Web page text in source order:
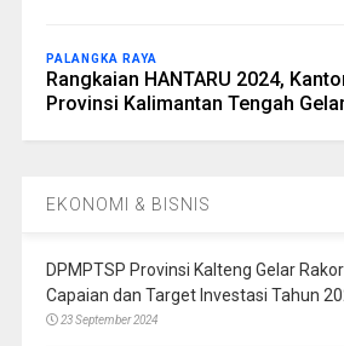
PALANGKA RAYA
Rangkaian HANTARU 2024,
Provinsi Kalimantan Tengah
EKONOMI & BISNIS
DPMPTSP Provinsi Kalteng Gelar
Capaian dan Target Investasi Tahun
23 September 2024